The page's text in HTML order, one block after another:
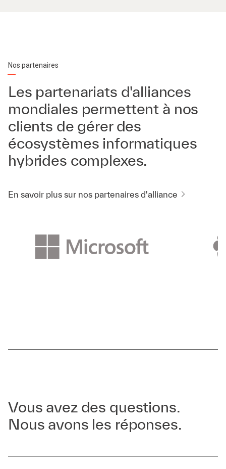
Nos partenaires
Les partenariats d'alliances
mondiales permettent à nos
clients de gérer des
écosystèmes informatiques
hybrides complexes.
En savoir plus sur nos partenaires d'alliance
Vous avez des questions.
Nous avons les réponses.